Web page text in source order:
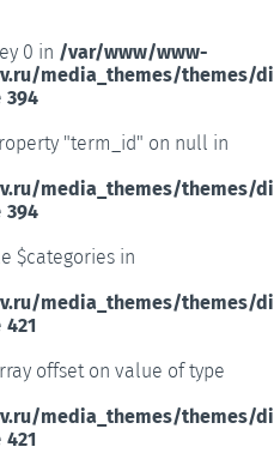
0 in /var/www/www-
media_themes/themes/
394
"term_id" on null in
media_themes/themes/
394
$categories in
media_themes/themes/
421
offset on value of type
media_themes/themes/
421